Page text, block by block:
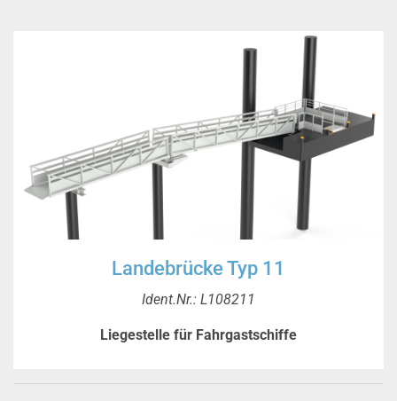
Landebrücke Typ 11
Ident.Nr.: L108211
Liegestelle für Fahrgastschiffe